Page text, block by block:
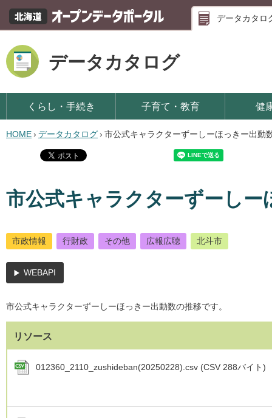
データカタロ
データカタログ
くらし・手続き 子育て・教育 健
HOME› データカタログ› 市公式キャラクターずーしーほっきー出動
市公式キャラクターずーしー
市政情報 行財政 その他 広報広聴 北斗市
WEBAPI
市公式キャラクターずーしーほっきー出動数の推移です。
リソース
012360_2110_zushideban(20250228).csv (CSV 288バイト)